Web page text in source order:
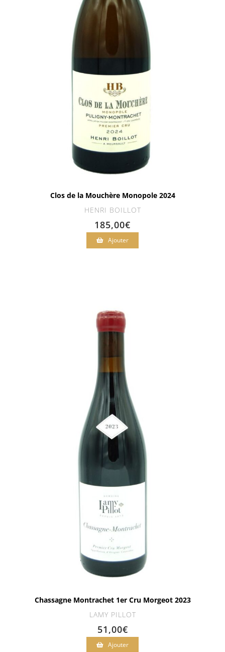
Clos de la Mouchère Monopole 2024
HENRI BOILLOT
185,00€
Ajouter
Chassagne Montrachet 1er Cru Morgeot 2023
LAMY PILLOT
51,00€
Ajouter